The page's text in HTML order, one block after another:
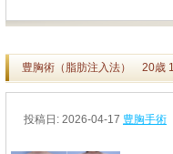
豊胸術（脂肪注入法） 20歳
投稿日: 2026-04-17 豊胸手術